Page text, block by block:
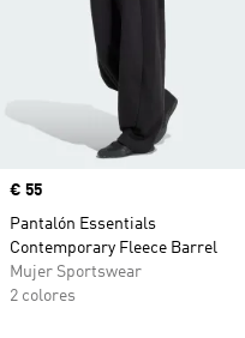
Precio
€ 55
Pantalón Essentials
Contemporary Fleece Barrel
Mujer Sportswear
2 colores